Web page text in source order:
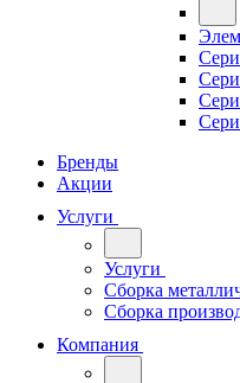
Бренды
Акции
Услуги
Услуги
Сборка
Сборка
Компания